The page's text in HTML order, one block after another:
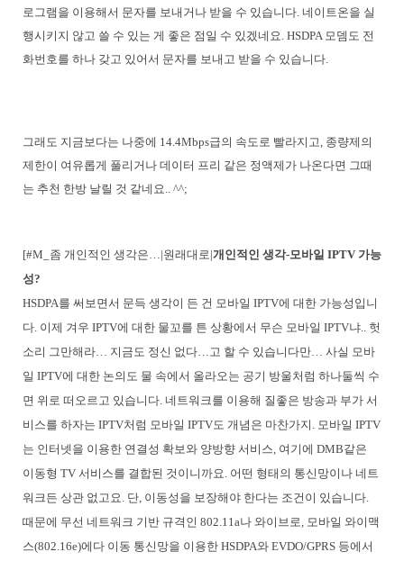
로그램을 이용해서 문자를 보내거나 받을 수 있습니다. 네이트온을 실
행시키지 않고 쓸 수 있는 게 좋은 점일 수 있겠네요. HSDPA 모뎀도 전
화번호를 하나 갖고 있어서 문자를 보내고 받을 수 있습니다.
그래도 지금보다는 나중에 14.4Mbps급의 속도로 빨라지고, 종량제의
제한이 여유롭게 풀리거나 데이터 프리 같은 정액제가 나온다면 그때
는 추천 한방 날릴 것 같네요.. ^^;
[#M_좀 개인적인 생각은…|원래대로|개인적인 생각-모바일 IPTV 가능
성?
HSDPA를 써보면서 문득 생각이 든 건 모바일 IPTV에 대한 가능성입니
다. 이제 겨우 IPTV에 대한 물꼬를 튼 상황에서 무슨 모바일 IPTV냐.. 헛
소리 그만해라… 지금도 정신 없다…고 할 수 있습니다만… 사실 모바
일 IPTV에 대한 논의도 물 속에서 올라오는 공기 방울처럼 하나둘씩 수
면 위로 떠오르고 있습니다. 네트워크를 이용해 질좋은 방송과 부가 서
비스를 하자는 IPTV처럼 모바일 IPTV도 개념은 마찬가지. 모바일 IPTV
는 인터넷을 이용한 연결성 확보와 양방향 서비스, 여기에 DMB같은
이동형 TV 서비스를 결합된 것이니까요. 어떤 형태의 통신망이나 네트
워크든 상관 없고요. 단, 이동성을 보장해야 한다는 조건이 있습니다.
때문에 무선 네트워크 기반 규격인 802.11a나 와이브로, 모바일 와이맥
스(802.16e)에다 이동 통신망을 이용한 HSDPA와 EVDO/GPRS 등에서